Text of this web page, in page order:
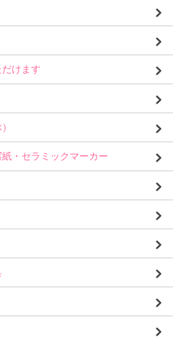
けます
・セラミックマーカー